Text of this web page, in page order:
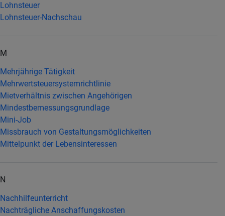
Lohnsteuer
Lohnsteuer-Nachschau
M
Mehrjährige Tätigkeit
Mehrwertsteuersystemrichtlinie
Mietverhältnis zwischen Angehörigen
Mindestbemessungsgrundlage
Mini-Job
Missbrauch von Gestaltungsmöglichkeiten
Mittelpunkt der Lebensinteressen
N
Nachhilfeunterricht
Nachträgliche Anschaffungskosten